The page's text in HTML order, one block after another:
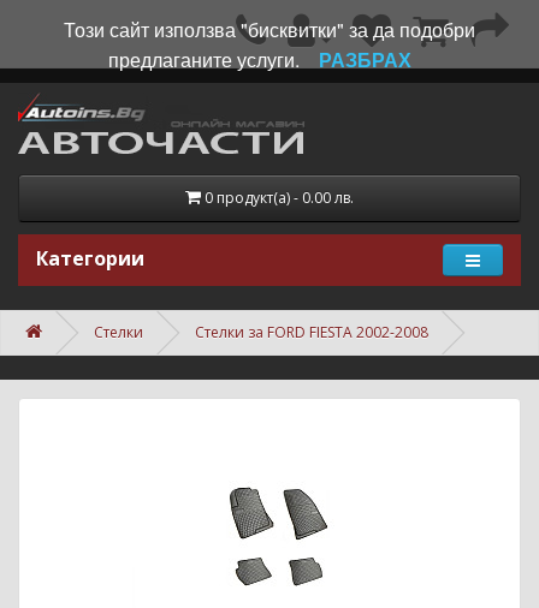
0 продукт(а) - 0.00 лв.
Категории
Стелки Стелки за FORD FIESTA 2002-2008
Този сайт използва "бисквитки" за да подобри
предлаганите услуги.
РАЗБРАХ